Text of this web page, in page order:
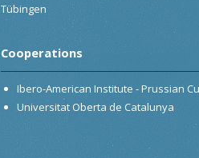
Tübingen
Cooperations
Ibero-American Institute - Prussian
Universitat Oberta de Catalunya